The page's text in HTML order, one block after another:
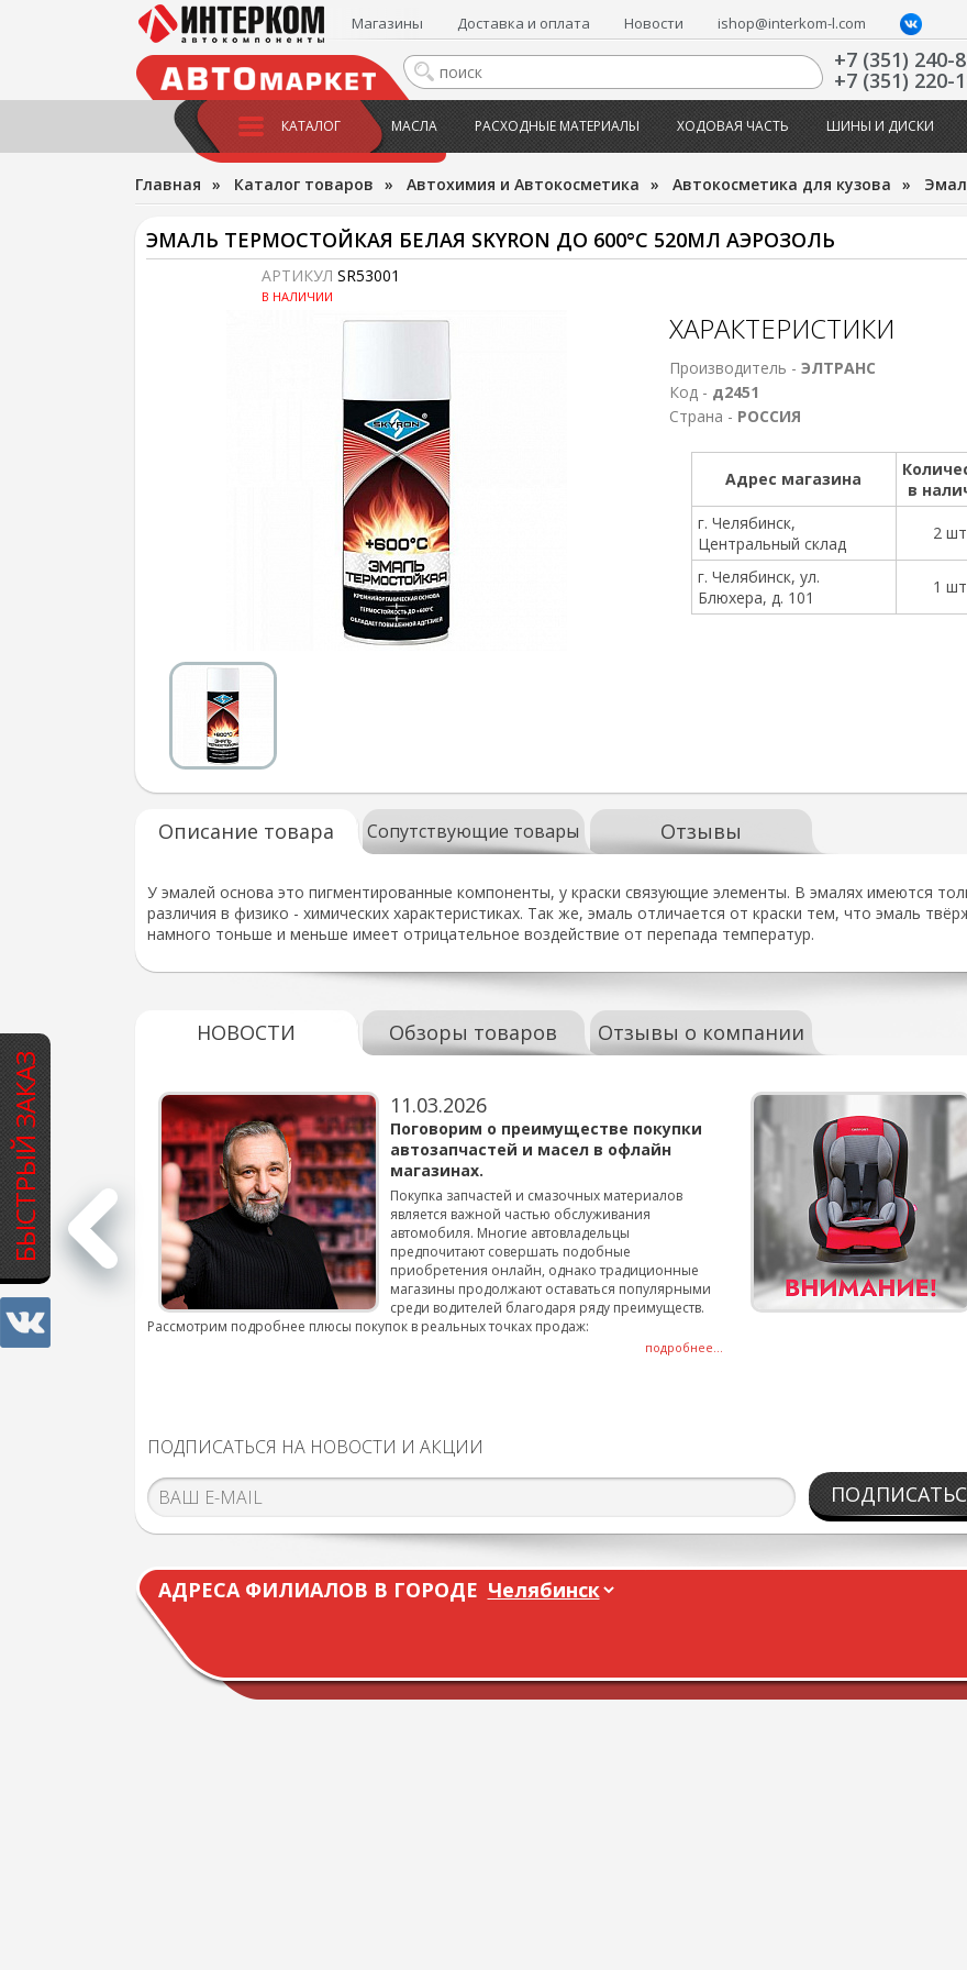
БЫСТРЫЙ ЗАКАЗ
Магазины Доставка и оплата Новости ishop@interkom-l.com
+7 (351) 240-
+7 (351) 220-
КАТАЛОГ МАСЛА РАСХОДНЫЕ МАТЕРИАЛЫ ХОДОВАЯ ЧАСТЬ ШИНЫ И ДИСКИ
Главная » Каталог товаров » Автохимия и Автокосметика » Автокосметика для кузова »
ЭМАЛЬ ТЕРМОСТОЙКАЯ БЕЛАЯ SKYRON ДО 600°С 520МЛ АЭРОЗОЛЬ
АРТИКУЛ SR53001
В НАЛИЧИИ
ХАРАКТЕРИСТИКИ
Производитель - ЭЛТРАНС
Код - д2451
Страна - РОССИЯ
Адрес магазина
в
г. Челябинск,
Центральный склад
2
г. Челябинск, ул.
Блюхера, д. 101
1
Описание товара Сопутствующие товары Отзывы
У эмалей основа это пигментированные компоненты, у краски связующие элементы. В эмалях имеются
различия в физико - химических характеристиках. Так же, эмаль отличается от краски тем, что эмаль
намного тоньше и меньше имеет отрицательное воздействие от перепада температур.
НОВОСТИ Обзоры товаров Отзывы о компании
для
смены шин на
подробнее...
11.03.2026
Поговорим о преимуществе покупки
автозапчастей и масел в офлайн
магазинах.
Покупка запчастей и смазочных материалов
является важной частью обслуживания
автомобиля. Многие автовладельцы
предпочитают совершать подобные
приобретения онлайн, однако традиционные
магазины продолжают оставаться популярными
среди водителей благодаря ряду преимуществ.
Рассмотрим подробнее плюсы покупок в реальных точках продаж:
подробнее...
ПОДПИСАТЬСЯ НА НОВОСТИ И АКЦИИ
АДРЕСА ФИЛИАЛОВ В ГОРОДЕ